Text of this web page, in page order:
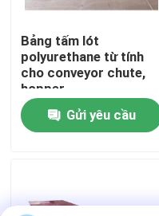
Kiểm soát chất lượng
Liên hệ chúng tôi
Tin tức
Lớp lót gốm Alumina
Bảng tấm lót
polyurethane từ tính
cho conveyor chute,
hopper
Gửi yêu cầu